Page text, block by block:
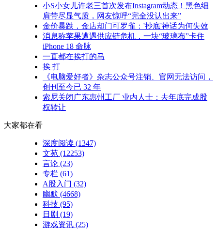
小S小女儿许老三首次发布Instagram动态！黑色细
肩带尽显气质，网友惊呼“完全没认出来”
金价暴跌，金店却门可罗雀：'抄底'神话为何失效
消息称苹果遭遇供应链危机，一块“玻璃布”卡住
iPhone 18 命脉
一直都在挨打的马
挨 打
《电脑爱好者》杂志公众号注销、官网无法访问，
创刊至今已 32 年
索尼关闭广东惠州工厂 业内人士：去年底完成股
权转让
大家都在看
深度阅读 (1347)
文苑 (12253)
言论 (23)
专栏 (61)
A股入门 (32)
幽默 (4668)
科技 (95)
日剧 (19)
游戏资讯 (25)